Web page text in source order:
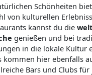
Schönheiten
von kulturellen
kannst du die
genießen und bei
in die lokale Kultur
kommen hier ebenfalls
Bars und Clubs für